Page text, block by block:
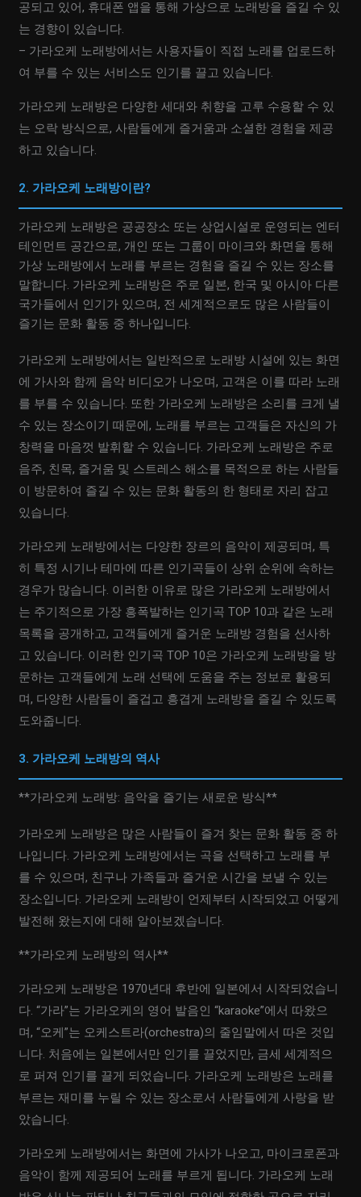
공되고 있어, 휴대폰 앱을 통해 가상으로 노래방을 즐길 수 있
는 경향이 있습니다.
– 가라오케 노래방에서는 사용자들이 직접 노래를 업로드하
여 부를 수 있는 서비스도 인기를 끌고 있습니다.
가라오케 노래방은 다양한 세대와 취향을 고루 수용할 수 있
는 오락 방식으로, 사람들에게 즐거움과 소셜한 경험을 제공
하고 있습니다.
2. 가라오케 노래방이란?
가라오케 노래방은 공공장소 또는 상업시설로 운영되는 엔터
테인먼트 공간으로, 개인 또는 그룹이 마이크와 화면을 통해
가상 노래방에서 노래를 부르는 경험을 즐길 수 있는 장소를
말합니다. 가라오케 노래방은 주로 일본, 한국 및 아시아 다른
국가들에서 인기가 있으며, 전 세계적으로도 많은 사람들이
즐기는 문화 활동 중 하나입니다.
가라오케 노래방에서는 일반적으로 노래방 시설에 있는 화면
에 가사와 함께 음악 비디오가 나오며, 고객은 이를 따라 노래
를 부를 수 있습니다. 또한 가라오케 노래방은 소리를 크게 낼
수 있는 장소이기 때문에, 노래를 부르는 고객들은 자신의 가
창력을 마음껏 발휘할 수 있습니다. 가라오케 노래방은 주로
음주, 친목, 즐거움 및 스트레스 해소를 목적으로 하는 사람들
이 방문하여 즐길 수 있는 문화 활동의 한 형태로 자리 잡고
있습니다.
가라오케 노래방에서는 다양한 장르의 음악이 제공되며, 특
히 특정 시기나 테마에 따른 인기곡들이 상위 순위에 속하는
경우가 많습니다. 이러한 이유로 많은 가라오케 노래방에서
는 주기적으로 가장 흥폭발하는 인기곡 TOP 10과 같은 노래
목록을 공개하고, 고객들에게 즐거운 노래방 경험을 선사하
고 있습니다. 이러한 인기곡 TOP 10은 가라오케 노래방을 방
문하는 고객들에게 노래 선택에 도움을 주는 정보로 활용되
며, 다양한 사람들이 즐겁고 흥겹게 노래방을 즐길 수 있도록
도와줍니다.
3. 가라오케 노래방의 역사
**가라오케 노래방: 음악을 즐기는 새로운 방식**
가라오케 노래방은 많은 사람들이 즐겨 찾는 문화 활동 중 하
나입니다. 가라오케 노래방에서는 곡을 선택하고 노래를 부
를 수 있으며, 친구나 가족들과 즐거운 시간을 보낼 수 있는
장소입니다. 가라오케 노래방이 언제부터 시작되었고 어떻게
발전해 왔는지에 대해 알아보겠습니다.
**가라오케 노래방의 역사**
가라오케 노래방은 1970년대 후반에 일본에서 시작되었습니
다. “가라”는 가라오케의 영어 발음인 “karaoke”에서 따왔으
며, “오케”는 오케스트라(orchestra)의 줄임말에서 따온 것입
니다. 처음에는 일본에서만 인기를 끌었지만, 금세 세계적으
로 퍼져 인기를 끌게 되었습니다. 가라오케 노래방은 노래를
부르는 재미를 누릴 수 있는 장소로서 사람들에게 사랑을 받
았습니다.
가라오케 노래방에서는 화면에 가사가 나오고, 마이크로폰과
음악이 함께 제공되어 노래를 부르게 됩니다. 가라오케 노래